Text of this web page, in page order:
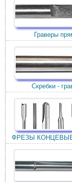
Граверы
Скребки -
ФРЕЗЫ